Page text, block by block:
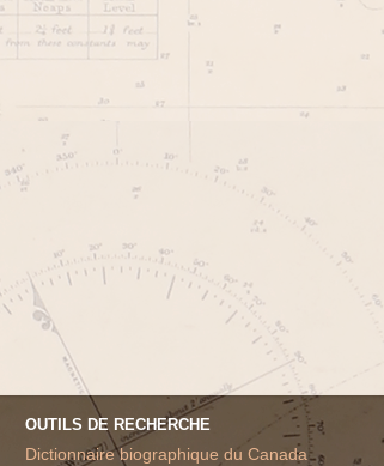
OUTILS DE RECHERCHE
Dictionnaire biographique du Canada